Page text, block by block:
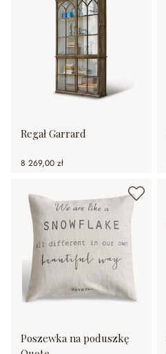
Regał Garrard
8 269,00 zł
Poszewka na poduszkę